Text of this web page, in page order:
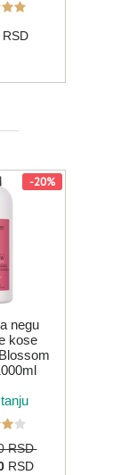
-20%
negu
kose
RSD
RSD